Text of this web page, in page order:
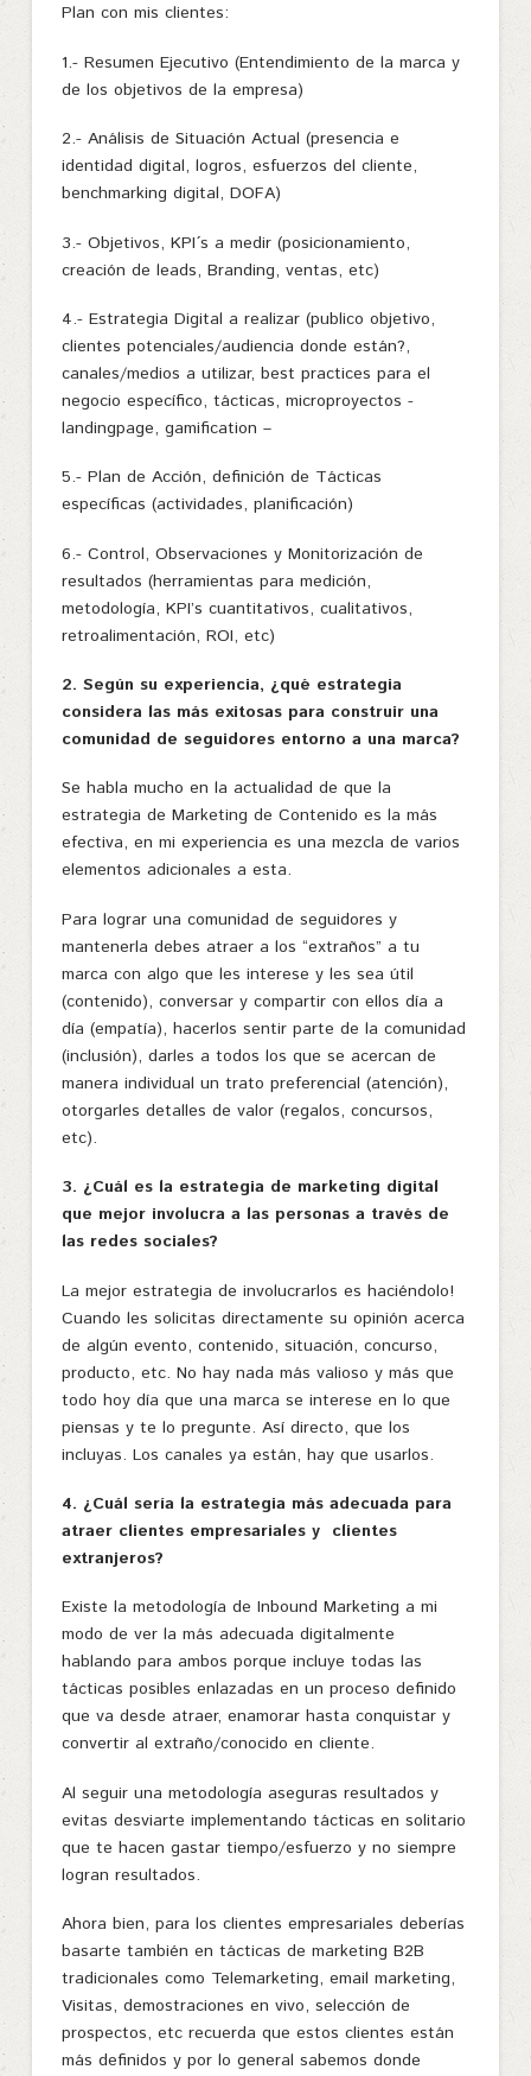
Plan con mis clientes:
1.- Resumen Ejecutivo (Entendimiento de la marca y
de los objetivos de la empresa)
2.- Análisis de Situación Actual (presencia e
identidad digital, logros, esfuerzos del cliente,
benchmarking digital, DOFA)
3.- Objetivos, KPI´s a medir (posicionamiento,
creación de leads, Branding, ventas, etc)
4.- Estrategia Digital a realizar (publico objetivo,
clientes potenciales/audiencia donde están?,
canales/medios a utilizar, best practices para el
negocio específico, tácticas, microproyectos -
landingpage, gamification –
5.- Plan de Acción, definición de Tácticas
específicas (actividades, planificación)
6.- Control, Observaciones y Monitorización de
resultados (herramientas para medición,
metodología, KPI’s cuantitativos, cualitativos,
retroalimentación, ROI, etc)
2. Según su experiencia, ¿qué estrategia
considera las más exitosas para construir una
comunidad de seguidores entorno a una marca?
Se habla mucho en la actualidad de que la
estrategia de Marketing de Contenido es la más
efectiva, en mi experiencia es una mezcla de varios
elementos adicionales a esta.
Para lograr una comunidad de seguidores y
mantenerla debes atraer a los “extraños” a tu
marca con algo que les interese y les sea útil
(contenido), conversar y compartir con ellos día a
día (empatía), hacerlos sentir parte de la comunidad
(inclusión), darles a todos los que se acercan de
manera individual un trato preferencial (atención),
otorgarles detalles de valor (regalos, concursos,
etc).
3. ¿Cuál es la estrategia de marketing digital
que mejor involucra a las personas a través de
las redes sociales?
La mejor estrategia de involucrarlos es haciéndolo!
Cuando les solicitas directamente su opinión acerca
de algún evento, contenido, situación, concurso,
producto, etc. No hay nada más valioso y más que
todo hoy día que una marca se interese en lo que
piensas y te lo pregunte. Así directo, que los
incluyas. Los canales ya están, hay que usarlos.
4. ¿Cuál sería la estrategia más adecuada para
atraer clientes empresariales y clientes
extranjeros?
Existe la metodología de Inbound Marketing a mi
modo de ver la más adecuada digitalmente
hablando para ambos porque incluye todas las
tácticas posibles enlazadas en un proceso definido
que va desde atraer, enamorar hasta conquistar y
convertir al extraño/conocido en cliente.
Al seguir una metodología aseguras resultados y
evitas desviarte implementando tácticas en solitario
que te hacen gastar tiempo/esfuerzo y no siempre
logran resultados.
Ahora bien, para los clientes empresariales deberías
basarte también en tácticas de marketing B2B
tradicionales como Telemarketing, email marketing,
Visitas, demostraciones en vivo, selección de
prospectos, etc recuerda que estos clientes están
más definidos y por lo general sabemos donde